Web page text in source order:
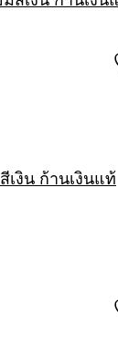
เงิน ก้านเงินแท้